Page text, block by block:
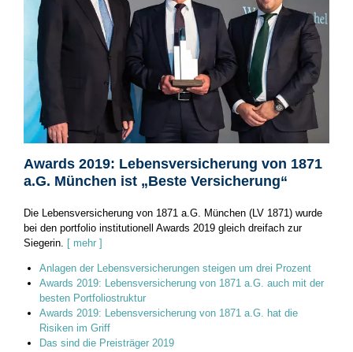
Awards 2019: Lebensversicherung von 1871
a.G. München ist „Beste Versicherung“
Die Lebensversicherung von 1871 a.G. München (LV 1871) wurde
bei den portfolio institutionell Awards 2019 gleich dreifach zur
Siegerin. [ mehr ]
Anlagen der Lebensversicherungen steigen um drei Prozent
Awards 2019: Lebensversicherung von 1871 a.G. auch mit der
besten Portfoliostruktur
Awards 2019: Lebensversicherung von 1871 a.G. hat die
Risiken im Griff
Das sind die Preisträger 2019